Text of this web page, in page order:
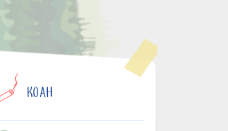
KOAH